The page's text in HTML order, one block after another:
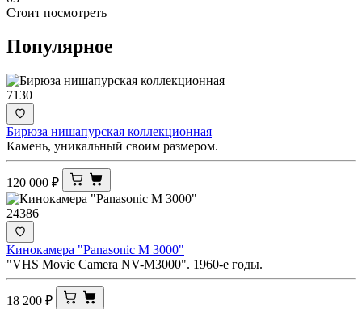
Стоит посмотреть
Популярное
7130
Бирюза нишапурская коллекционная
Камень, уникальный своим размером.
120 000 ₽
24386
Кинокамера "Panasonic M 3000"
"VHS Movie Camera NV-M3000". 1960-е годы.
18 200 ₽